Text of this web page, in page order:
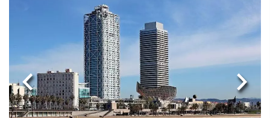
上一頁 下一